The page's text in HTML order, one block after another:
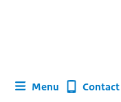
Menu Contact